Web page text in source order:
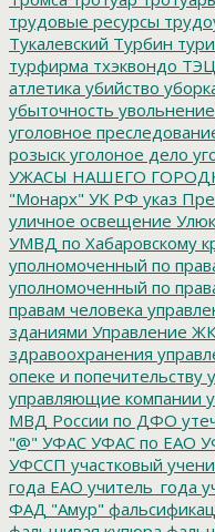
трудовые ресурсы
Тукалевский Турбин
турфирма тхэквондо ТЭЦ
атлетика убийство
убыточность увольнение
уголовное
розыск уголоное дело
УЖАСЫ НАШЕГО
"Монарх" УК РФ указ
уличное освещение
УМВД по Хабаровскому
уполномоченный по
уполномоченный по
правам человека
зданиями Управление
здравоохранения
опеке и попечительству
управляющие компании
МВД России по ДФО
"@" УФАС УФАС по ЕАО
УФССП участковый
года ЕАО учитель_года
ФАД "Амур"